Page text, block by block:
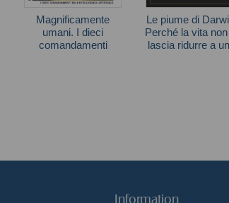
Magnificamente
umani. I dieci
comandamenti
Le piume di
Perché la vita
lascia ridurre a
Information